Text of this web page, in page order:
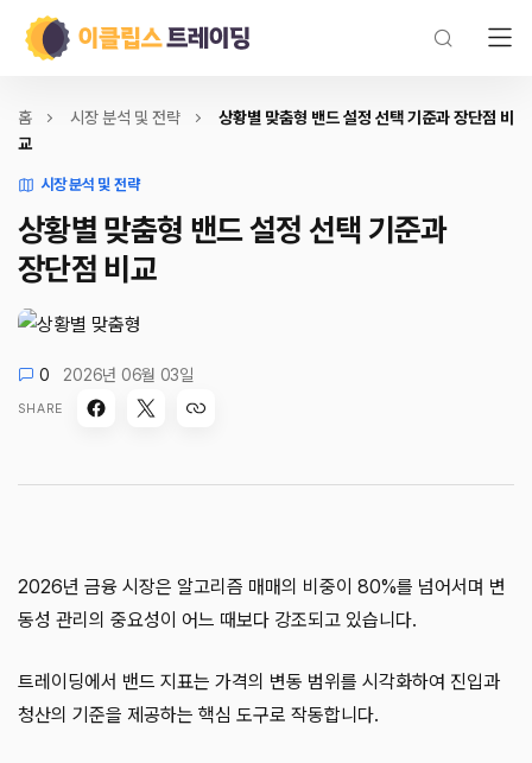
홈 시장 분석 및 전략
상황별 맞춤형 밴드 설정 선택 기준과 장단점 비
교
시장 분석 및 전략
상황별 맞춤형 밴드 설정 선택 기준과
장단점 비교
0 2026년 06월 03일
SHARE
2026년 금융 시장은 알고리즘 매매의 비중이 80%를 넘어서며 변
동성 관리의 중요성이 어느 때보다 강조되고 있습니다.
트레이딩에서 밴드 지표는 가격의 변동 범위를 시각화하여 진입과
청산의 기준을 제공하는 핵심 도구로 작동합니다.